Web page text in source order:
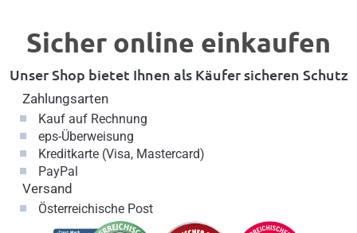
Sicher online einkaufen
Unser Shop bietet Ihnen als Käufer sicheren Schutz
Zahlungsarten
Kauf auf Rechnung
eps-Überweisung
Kreditkarte (Visa, Mastercard)
PayPal
Versand
Österreichische Post